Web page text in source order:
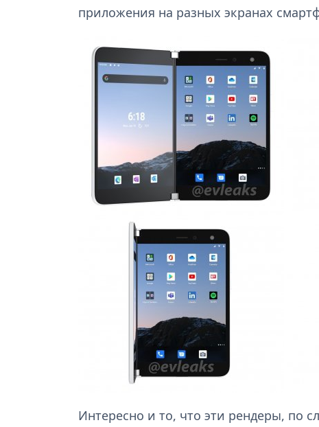
приложения на разных экранах
Интересно и то, что эти рендеры, по